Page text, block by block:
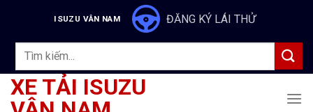
content
ISUZU VÂN NAM ĐĂNG KÝ LÁI THỬ
Tìm
XE TẢI ISUZU